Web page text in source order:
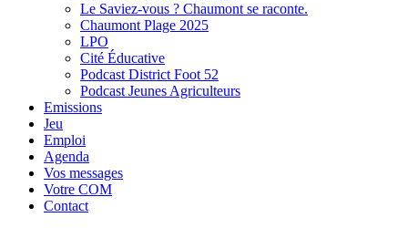
Le Saviez-vous ? Chaumont se raconte.
Chaumont Plage 2025
LPO
Cité Éducative
Podcast District Foot 52
Podcast Jeunes Agriculteurs
Emissions
Jeu
Emploi
Agenda
Vos messages
Votre COM
Contact